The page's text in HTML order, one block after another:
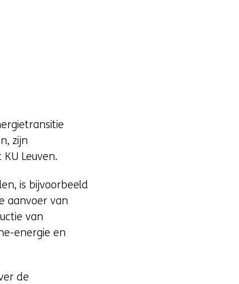
zijn
Leuven.
is bijvoorbeeld
aanvoer van
van
energie en
de